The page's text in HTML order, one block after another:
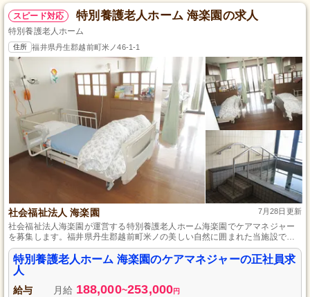
スピード対応 特別養護老人ホーム 海楽園の求人
特別養護老人ホーム
住所 福井県丹生郡越前町米ノ46-1-1
社会福祉法人 海楽園 7月28日更新
社会福祉法人海楽園が運営する特別養護老人ホーム海楽園でケアマネジャー
を募集します。福井県丹生郡越前町米ノの美しい自然に囲まれた当施設で、
入居者様の充実した生活を支えるやりがいのある仕事です。未経験者やブラ
ンクのある方も歓迎し、充実した研修制度でスキルアップをサポートしま
す。正社員として、安定した環境で長く働き、入居者様の幸せを一緒に追求
しましょう。温かい心とケアマネジャー資格をお持ちの方をお待ちしており
ます。
特別養護老人ホーム 海楽園のケアマネジャーの正社員求
人
給与 月給 188,000~253,000円